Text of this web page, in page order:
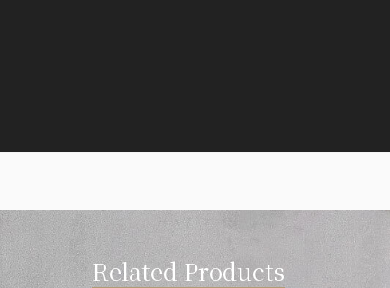
Related Products